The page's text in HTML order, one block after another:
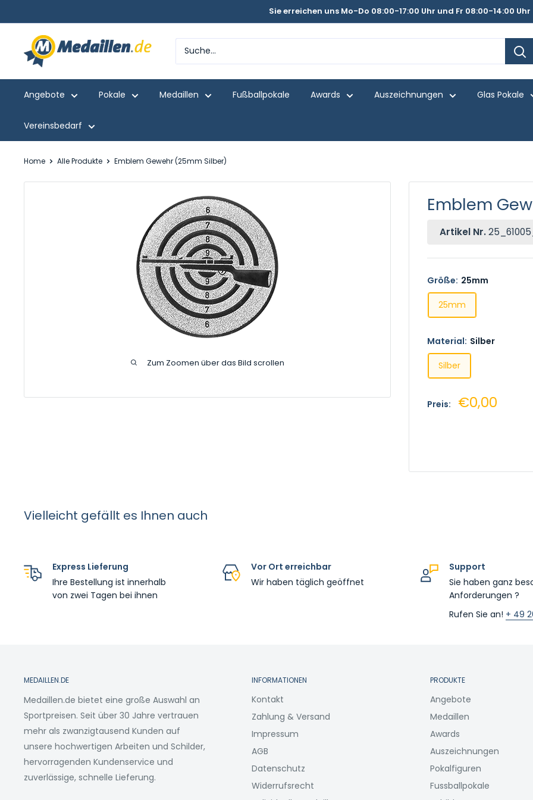
zum
Sie erreichen uns Mo-Do 08:00-17:00 Uhr und Fr 08:00-14:00 Uhr
Medaillen.de
Angebote Pokale Medaillen Fußballpokale Awards Auszeichnungen Glas Pokale
Vereinsbedarf
Home Alle Produkte Emblem Gewehr (25mm Silber)
Zum Zoomen über das Bild scrollen
Emblem
Artikel Nr.
Größe: 25mm
25mm
Material: Silber
Silber
Preis: €0,00
Vielleicht gefällt es Ihnen auch
Express Lieferung
Ihre Bestellung ist innerhalb
von zwei Tagen bei ihnen
Vor Ort erreichbar
Wir haben täglich geöffnet
Support
Sie haben ganz
Anforderungen ?
Rufen Sie an! + 49
MEDAILLEN.DE
Medaillen.de bietet eine große Auswahl an
Sportpreisen. Seit über 30 Jahre vertrauen
mehr als zwanzigtausend Kunden auf
unsere hochwertigen Arbeiten und Schilder,
hervorragenden Kundenservice und
zuverlässige, schnelle Lieferung.
INFORMATIONEN
Kontakt
Zahlung & Versand
Impressum
AGB
Datenschutz
Widerrufsrecht
PRODUKTE
Angebote
Medaillen
Awards
Auszeichnungen
Pokalfiguren
Fussballpokale